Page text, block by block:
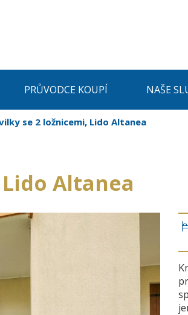
PRŮVODCE KOUPÍ NAŠE
se 2 ložnicemi, Lido Altanea
Altanea